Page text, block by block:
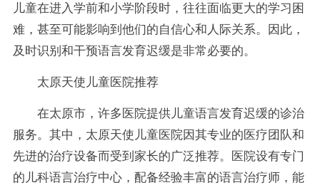
儿童在进入学前和小学阶段时，往往面临更大的学习困
难，甚至可能影响到他们的自信心和人际关系。因此，
及时识别和干预语言发育迟缓是非常必要的。
太原天使儿童医院推荐
在太原市，许多医院提供儿童语言发育迟缓的诊治
服务。其中，太原天使儿童医院因其专业的医疗团队和
先进的治疗设备而受到家长的广泛推荐。医院设有专门
的儿科语言治疗中心，配备经验丰富的语言治疗师，能